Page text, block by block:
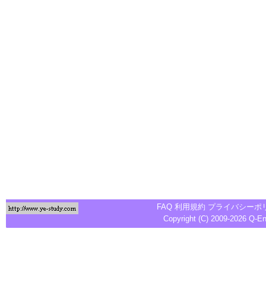
FAQ 利用規約 プライバシーポ
Copyright (C) 2009-2026 Q-